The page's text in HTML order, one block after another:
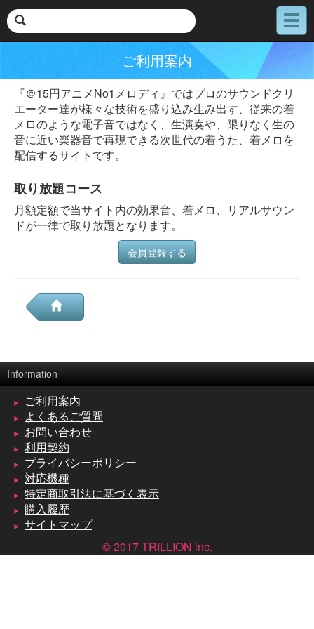
メ
ニ
ご利用案内
『＠15円アニメNo1メロディ』ではプロのサウンドクリ
エーター達が様々な技術を盛り込み生み出す、従来の着
メロのような電子音ではなく、生演奏や、限りなく生の
音に近い楽器音で再現できる次世代の着うた、着メロを
配信するサイトです。
取り放題コース
月額定額で当サイト内の効果音、着メロ、リアルサウン
ドが一律で取り放題となります。
会員登録する
Information
ご利用案内
よくあるご質問
お問い合わせ
利用契約
プライバシーポリシー
対応機種
特定商取引法に基づく表示
購入履歴
サイトマップ
© 2017 TRILLION inc.